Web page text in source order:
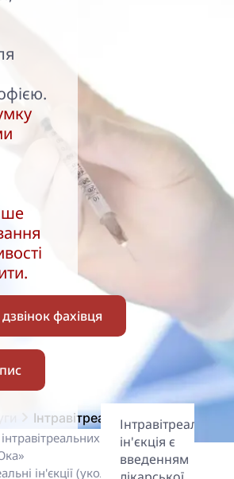
фахівця
Інтравітреальна терапія
ін'єкції (укол
Інтравітреальна
ін'єкція є
введенням